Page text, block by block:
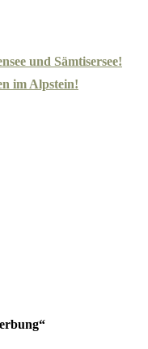
und Sämtisersee!
im Alpstein!